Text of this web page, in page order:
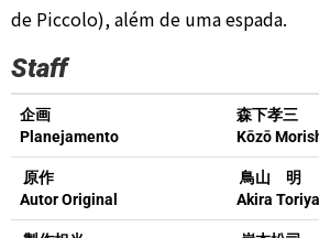
de Piccolo), além de uma espada.
Staff
企画
Planejamento
森下孝三
Kōzō
原作
Autor Original
鳥山 明
Akira